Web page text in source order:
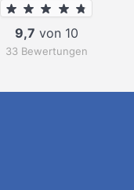
9,7 von 10
33 Bewertungen